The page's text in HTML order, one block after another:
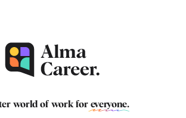
world of work for everyone.